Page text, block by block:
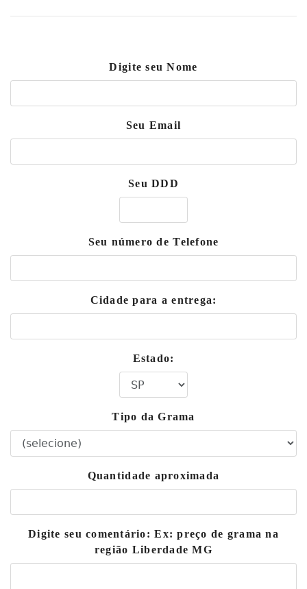
Digite seu Nome
Seu Email
Seu DDD
Seu número de Telefone
Cidade para a entrega:
Estado:
Tipo da Grama
Quantidade aproximada
Digite seu comentário: Ex: preço de grama na
região Liberdade MG